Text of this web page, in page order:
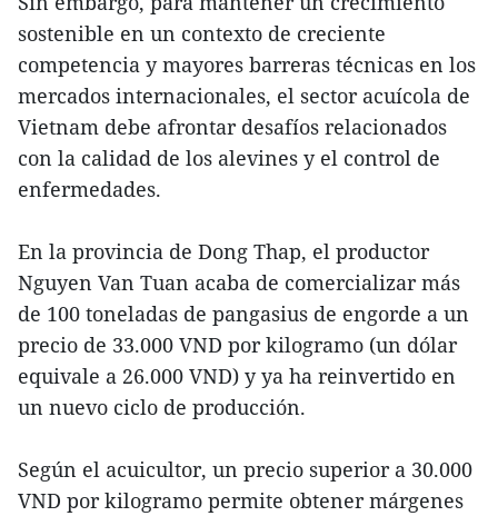
sostenible en un contexto de creciente
competencia y mayores barreras técnicas en los
mercados internacionales, el sector acuícola de
Vietnam debe afrontar desafíos relacionados
con la calidad de los alevines y el control de
enfermedades.
En la provincia de Dong Thap, el productor
Nguyen Van Tuan acaba de comercializar más
de 100 toneladas de pangasius de engorde a un
precio de 33.000 VND por kilogramo (un dólar
equivale a 26.000 VND) y ya ha reinvertido en
un nuevo ciclo de producción.
Según el acuicultor, un precio superior a 30.000
VND por kilogramo permite obtener márgenes